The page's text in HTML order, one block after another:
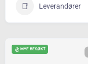
Leverandører
MYE BESØKT